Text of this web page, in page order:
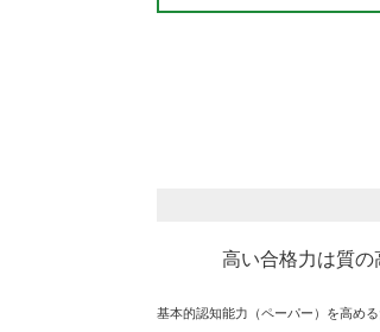
高い合格力は質の
基本的認知能力（ペーパー）を高め